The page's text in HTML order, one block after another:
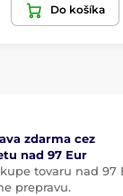
Do košíka
zdarma cez
nad 97 Eur
tovaru nad 97
prepravu.